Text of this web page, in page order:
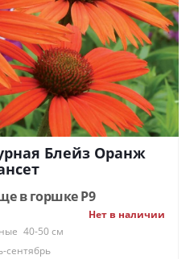
Блейз Оранж
в горшке Р9
Нет в наличии
40-50 см
сентябрь